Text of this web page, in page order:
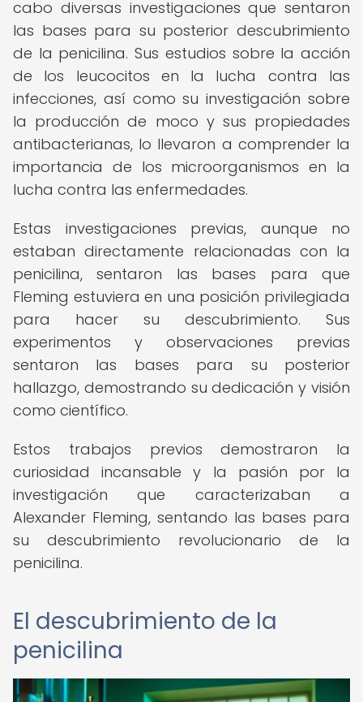
cabo diversas investigaciones que sentaron
las bases para su posterior descubrimiento
de la penicilina. Sus estudios sobre la acción
de los leucocitos en la lucha contra las
infecciones, así como su investigación sobre
la producción de moco y sus propiedades
antibacterianas, lo llevaron a comprender la
importancia de los microorganismos en la
lucha contra las enfermedades.
Estas investigaciones previas, aunque no
estaban directamente relacionadas con la
penicilina, sentaron las bases para que
Fleming estuviera en una posición privilegiada
para hacer su descubrimiento. Sus
experimentos y observaciones previas
sentaron las bases para su posterior
hallazgo, demostrando su dedicación y visión
como científico.
Estos trabajos previos demostraron la
curiosidad incansable y la pasión por la
investigación que caracterizaban a
Alexander Fleming, sentando las bases para
su descubrimiento revolucionario de la
penicilina.
El descubrimiento de la
penicilina